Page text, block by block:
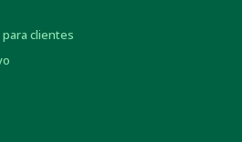
clientes